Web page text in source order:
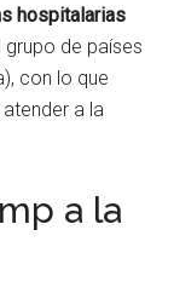
hospitalarias
de países
con lo que
a la
a la